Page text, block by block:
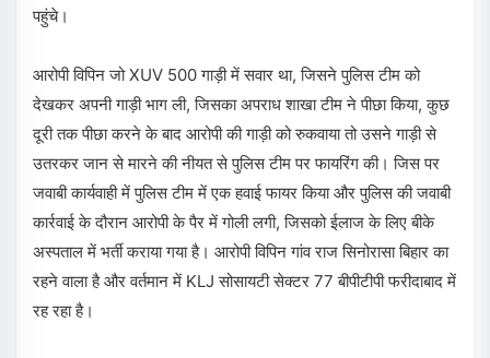
पहुंचे।
आरोपी विपिन जो XUV 500 गाड़ी में सवार था, जिसने पुलिस टीम को
देखकर अपनी गाड़ी भाग ली, जिसका अपराध शाखा टीम ने पीछा किया, कुछ
दूरी तक पीछा करने के बाद आरोपी की गाड़ी को रुकवाया तो उसने गाड़ी से
उतरकर जान से मारने की नीयत से पुलिस टीम पर फायरिंग की। जिस पर
जवाबी कार्यवाही में पुलिस टीम में एक हवाई फायर किया और पुलिस की जवाबी
कार्रवाई के दौरान आरोपी के पैर में गोली लगी, जिसको ईलाज के लिए बीके
अस्पताल में भर्ती कराया गया है। आरोपी विपिन गांव राज सिनोरासा बिहार का
रहने वाला है और वर्तमान में KLJ सोसायटी सेक्टर 77 बीपीटीपी फरीदाबाद में
रह रहा है।